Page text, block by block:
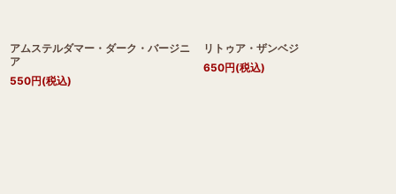
アムステルダマー・ダーク・バージニ
ア
550円(税込)
リトゥア・ザンベジ
650円(税込)